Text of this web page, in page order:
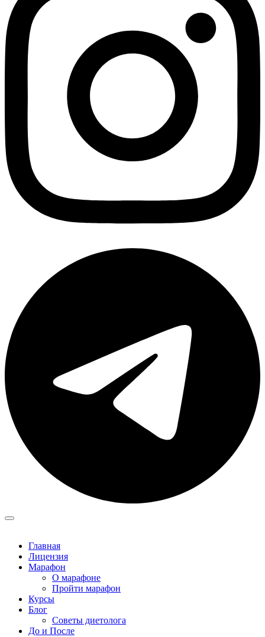
Главная
Лицензия
Марафон
О марафоне
Пройти марафон
Курсы
Блог
Советы диетолога
До и После